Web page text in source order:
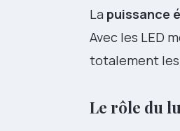
La puissance
Avec les LED
totalement les
Le rôle du